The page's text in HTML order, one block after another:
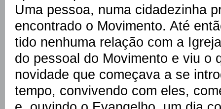
Uma pessoa, numa cidadezinha
encontrado o Movimento. Até
tido nenhuma relação com a
do pessoal do Movimento e viu o
novidade que começava a se
tempo, convivendo com eles,